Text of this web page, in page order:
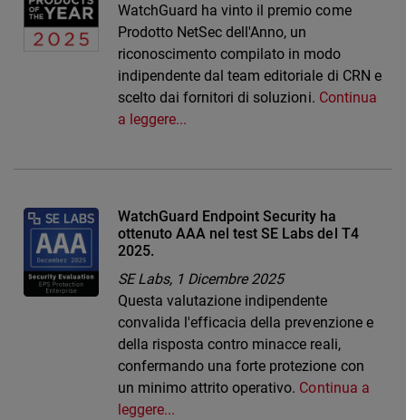
WatchGuard ha vinto il premio come
Prodotto NetSec dell'Anno, un
riconoscimento compilato in modo
indipendente dal team editoriale di CRN e
scelto dai fornitori di soluzioni. Continua
a leggere...
WatchGuard Endpoint Security ha
ottenuto AAA nel test SE Labs del T4
2025.
SE Labs, 1 Dicembre 2025
Questa valutazione indipendente
convalida l'efficacia della prevenzione e
della risposta contro minacce reali,
confermando una forte protezione con
un minimo attrito operativo. Continua a
leggere...